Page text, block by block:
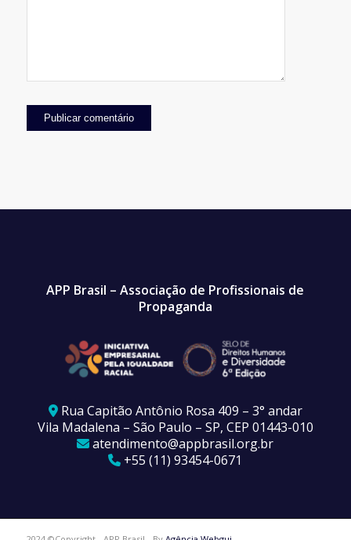
APP Brasil – Associação de Profissionais de
Propaganda
Rua Capitão Antônio Rosa 409 – 3° andar
Vila Madalena – São Paulo – SP, CEP 01443-010
atendimento@appbrasil.org.br
+55 (11) 93454-0671